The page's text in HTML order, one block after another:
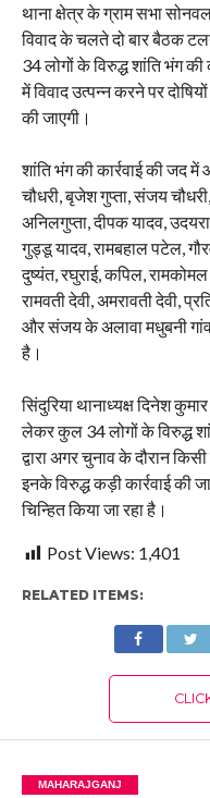
थाना क्षेत्र के ग्राम सभा
विवाद के चलते दो बार बैठक
34 लोगों के विरुद्ध शांति भंग
में विवाद उत्पन्न करने पर
की जाएगी।
शांति भंग की कार्रवाई की जद
चौधरी, बृजेश गुप्ता, संजय
अनिलगुप्ता, दीपक यादव,
गुड्डू यादव, रामबहाल पटेल,
दुष्यंत, रघुराई, कपिल,
रामवती देवी, अमरावती देवी,
और संजय के अलावा मधुबनी गांव
है।
सिंदुरिया थानाध्यक्ष दिनेश
लेकर कुल 34 लोगों के विरुद्ध
द्वारा अगर चुनाव के दौरान
इनके विरुद्ध कड़ी कार्रवाई की
चिन्हित किया जा रहा है।
Post Views: 1,401
RELATED ITEMS:
MAHARAJGANJ